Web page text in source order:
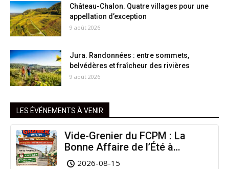
Château-Chalon. Quatre villages pour une
appellation d’exception
9 août 2026
Jura. Randonnées : entre sommets,
belvédères et fraîcheur des rivières
9 août 2026
LES ÉVÉNEMENTS À VENIR
Vide-Grenier du FCPM : La
Bonne Affaire de l’Été à
Arinthod !
2026-08-15